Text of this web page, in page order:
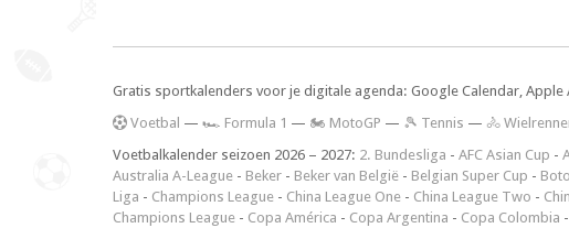
Gratis sportkalenders voor je digitale agenda: Google Calendar,
Voetbal — 🏎️ Formula 1 — 🏍 MotoGP — 🎾 Tennis — 🚴
Voetbalkalender seizoen 2026 – 2027: 2. Bundesliga - AFC Asian Cup -
Australia A-League - Beker - Beker van België - Belgian Super Cup -
Liga - Champions League - China League One - China League Two -
Champions League - Copa América - Copa Argentina - Copa Colombia -